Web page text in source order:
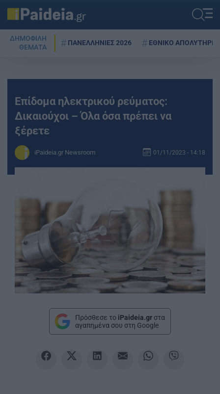
ΔΗΜΟΦΙΛΗ
ΘΕΜΑΤΑ
ΠΑΝΕΛΛΗΝΙΕΣ 2026 ΕΘΝΙΚΟ ΑΠΟΛΥΤΗΡΙΟ
Επίδομα ηλεκτρικού ρεύματος:
Δικαιούχοι – Όλα όσα πρέπει να
ξέρετε
iPaideia.gr Newsroom 01/11/2023 - 14:18
Πρόσθεσε το iPaideia.gr στα
αγαπημένα σου στη Google